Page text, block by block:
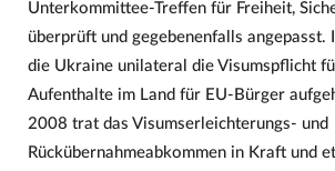
Unterkommittee-Treffen für Freiheit,
überprüft und gegebenenfalls angepasst.
die Ukraine unilateral die Visumspflicht
Aufenthalte im Land für EU-Bürger
2008 trat das Visumserleichterungs- und
Rückübernahmeabkommen in Kraft und